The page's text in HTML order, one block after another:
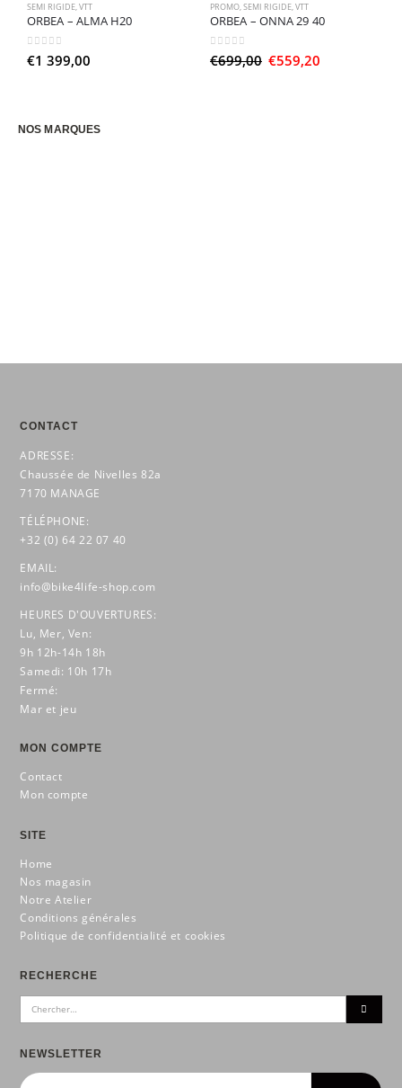
SEMI RIGIDE,VTT
ORBEA – ALMA H20
0sur 5
€1 399,00
PROMO,SEMI RIGIDE,VTT
ORBEA – ONNA 29 40
0sur 5
€699,00 Le
€559,20
NOS MARQUES
CONTACT
ADRESSE:
Chaussée de Nivelles 82a
7170 MANAGE
TÉLÉPHONE:
+32 (0) 64 22 07 40
EMAIL:
info@bike4life-shop.com
HEURES D'OUVERTURES:
Lu, Mer, Ven:
9h 12h-14h 18h
Samedi: 10h 17h
Fermé:
Mar et jeu
MON COMPTE
Contact
Mon compte
SITE
Home
Nos magasin
Notre Atelier
Conditions générales
Politique de confidentialité et cookies
RECHERCHE
NEWSLETTER